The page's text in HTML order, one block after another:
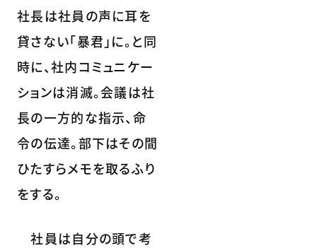
社長は社員の声に耳を
貸さない｢暴君」に。と同
時に、社内コミュニケー
ションは消滅。会議は社
長の一方的な指示、命
令の伝達。部下はその間
ひたすらメモを取るふり
をする。
社員は自分の頭で考